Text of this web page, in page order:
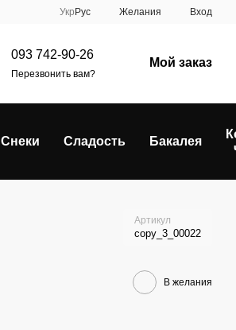
Укр Рус Желания Вход
093 742-90-26
Перезвонить вам?
Мой заказ
Снеки Сладость Бакалея
Артикул
copy_3_00022
В желания